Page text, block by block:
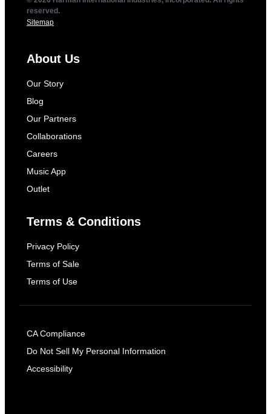
reserved.
Sitemap
About Us
Our Story
Blog
Our Partners
Collaborations
Careers
Music App
Outlet
Terms & Conditions
Privacy Policy
Terms of Sale
Terms of Use
CA Compliance
Do Not Sell My Personal Information
Accessibility